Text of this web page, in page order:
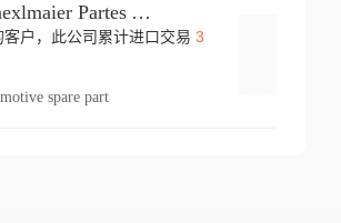
Dpm Draexlmaier Partes Automotrices Corr Ind Huejotzingo
户，此公司累计进口交易 3
spare part